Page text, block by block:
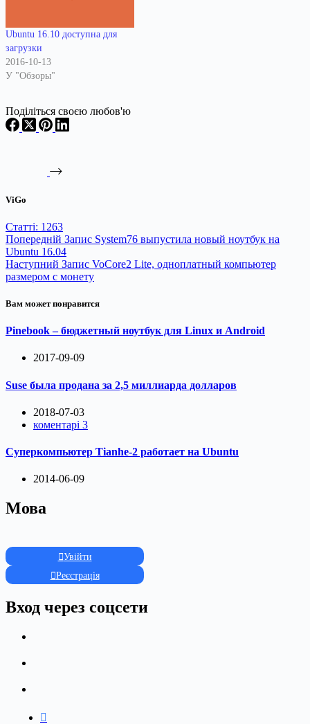
Ubuntu 16.10 доступна для
загрузки
2016-10-13
У "Обзоры"
Поділіться своєю любов'ю
ViGo
Статті: 1263
Попередній Запис System76 выпустила новый ноутбук на
Ubuntu 16.04
Наступний Запис VoCore2 Lite, одноплатный компьютер
размером с монету
Вам может понравится
Pinebook – бюджетный ноутбук для Linux и Android
2017-09-09
Suse была продана за 2,5 миллиарда долларов
2018-07-03
коментарі 3
Суперкомпьютер Tianhe-2 работает на Ubuntu
2014-06-09
Мова
Увійти
Реєстрація
Вход через соцсети